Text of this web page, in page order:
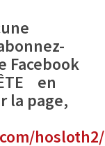
Facebook
en
la page,
hosloth2/